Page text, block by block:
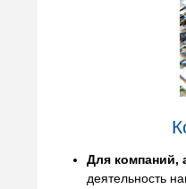
Для компаний,
деятельность